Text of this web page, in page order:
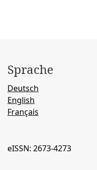
Sprache
Deutsch
English
Français
eISSN: 2673-4273